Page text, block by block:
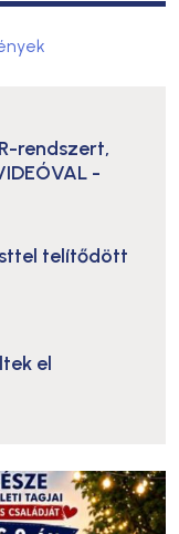
rendszert,
-
telítődött
el